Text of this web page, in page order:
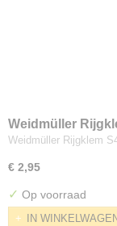
Weidmüller
Weidmüller Rijgklem
€ 2,95
✓ Op voorraad
IN